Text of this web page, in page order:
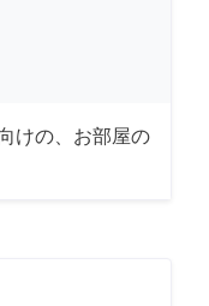
けの、お部屋の